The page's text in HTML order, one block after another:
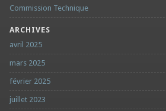
Commission Technique
ARCHIVES
avril 2025
mars 2025
février 2025
juillet 2023